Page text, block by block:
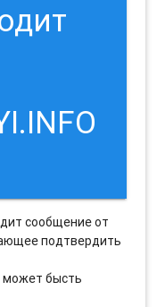
сообщение от
подтвердить
может бысть